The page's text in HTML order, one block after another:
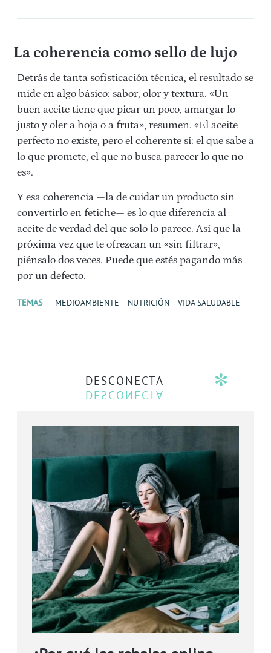
La coherencia como sello de lujo
Detrás de tanta sofisticación técnica, el resultado se
mide en algo básico: sabor, olor y textura. «Un
buen aceite tiene que picar un poco, amargar lo
justo y oler a hoja o a fruta», resumen. «El aceite
perfecto no existe, pero el coherente sí: el que sabe a
lo que promete, el que no busca parecer lo que no
es».
Y esa coherencia —la de cuidar un producto sin
convertirlo en fetiche— es lo que diferencia al
aceite de verdad del que solo lo parece. Así que la
próxima vez que te ofrezcan un «sin filtrar»,
piénsalo dos veces. Puede que estés pagando más
por un defecto.
TEMAS MEDIOAMBIENTE NUTRICIÓN VIDA SALUDABLE
DESCONECTA